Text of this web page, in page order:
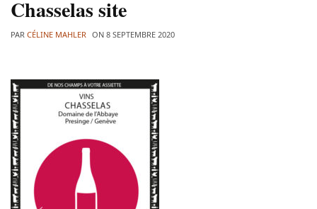
Chasselas site
PAR CÉLINE MAHLER ON 8 SEPTEMBRE 2020